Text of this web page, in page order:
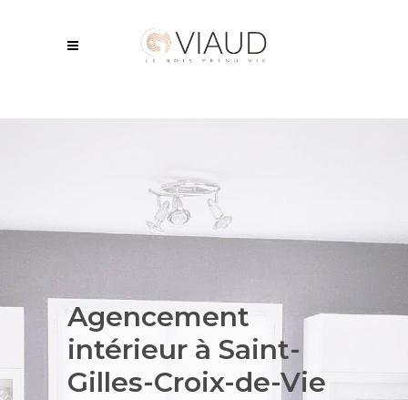
Agencement
intérieur à Saint-
Gilles-Croix-de-Vie